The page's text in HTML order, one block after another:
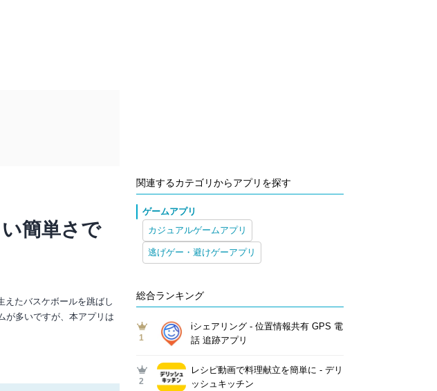
簡単さで
えたバスケボールを跳ばし
が多いですが、本アプリは
関連するカテゴリからアプリを探す
ゲームアプリ
カジュアルゲームアプリ
逃げゲー・避けゲーアプリ
総合ランキング
1
iシェアリング - 位置情報共有 GPS 電
話 追跡アプリ
2
レシピ動画で料理献立を簡単‪に - デリ
ッシュキッチン